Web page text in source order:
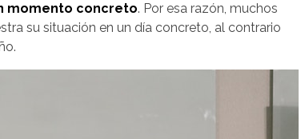
momento concreto. Por esa razón, muchos
su situación en un día concreto, al contrario